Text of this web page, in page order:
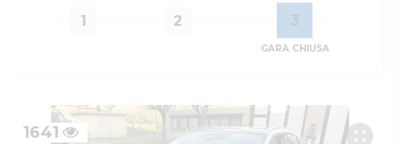
1 2 3
GARA CHIUSA
1641